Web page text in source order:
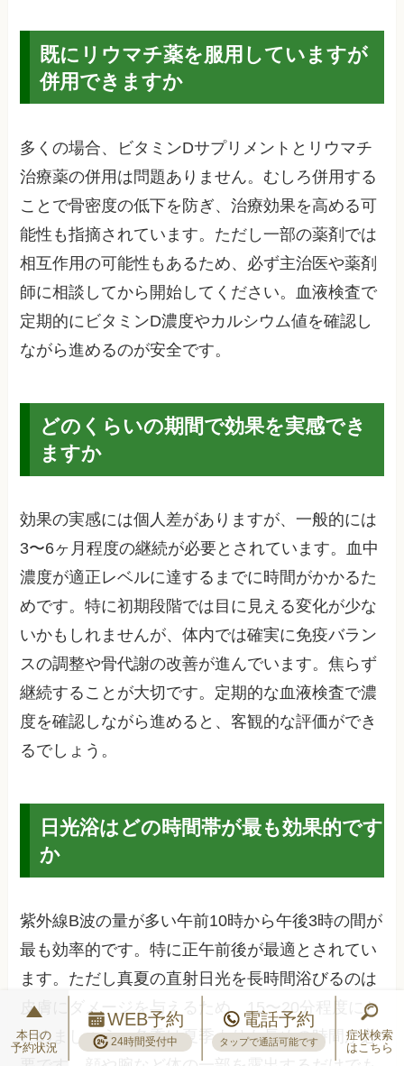
既にリウマチ薬を服用していますが
併用できますか
多くの場合、ビタミンDサプリメントとリウマチ
治療薬の併用は問題ありません。むしろ併用する
ことで骨密度の低下を防ぎ、治療効果を高める可
能性も指摘されています。ただし一部の薬剤では
相互作用の可能性もあるため、必ず主治医や薬剤
師に相談してから開始してください。血液検査で
定期的にビタミンD濃度やカルシウム値を確認し
ながら進めるのが安全です。
どのくらいの期間で効果を実感でき
ますか
効果の実感には個人差がありますが、一般的には
3〜6ヶ月程度の継続が必要とされています。血中
濃度が適正レベルに達するまでに時間がかかるた
めです。特に初期段階では目に見える変化が少な
いかもしれませんが、体内では確実に免疫バラン
スの調整や骨代謝の改善が進んでいます。焦らず
継続することが大切です。定期的な血液検査で濃
度を確認しながら進めると、客観的な評価ができ
るでしょう。
日光浴はどの時間帯が最も効果的です
か
紫外線B波の量が多い午前10時から午後3時の間が
最も効率的です。特に正午前後が最適とされてい
ます。ただし真夏の直射日光を長時間浴びるのは
皮膚にダメージを与えるため、15〜20分程度にと
どめましょう。冬季は夏季よりも長めの時間が必
本日の
予約状況
WEB予約
24時間受付中
電話予約
タップで通話可能です
症状検索
はこちら